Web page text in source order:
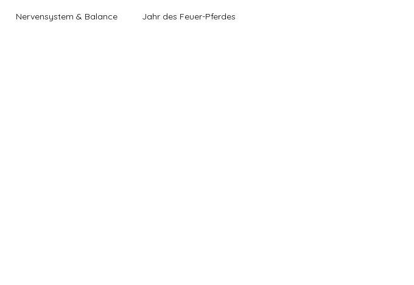
Nervensystem & Balance Jahr des Feuer-Pferdes